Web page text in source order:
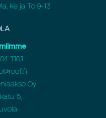
Ke ja To 9-13
1101
Oy
5,